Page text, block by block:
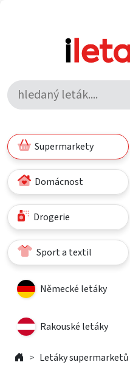
Supermarkety
Domácnost
Drogerie
Sport a textil
Německé letáky
Rakouské letáky
Letáky supermarketů